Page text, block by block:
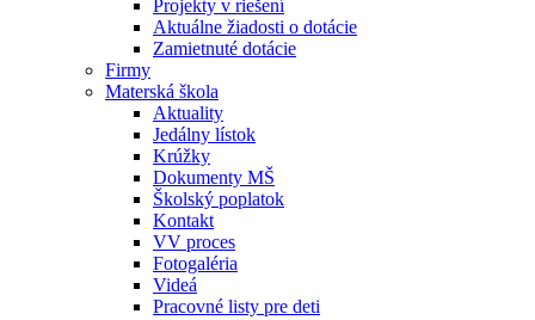
Projekty v riešení
Aktuálne žiadosti o dotácie
Zamietnuté dotácie
Firmy
Materská škola
Aktuality
Jedálny lístok
Krúžky
Dokumenty MŠ
Školský poplatok
Kontakt
VV proces
Fotogaléria
Videá
Pracovné listy pre deti